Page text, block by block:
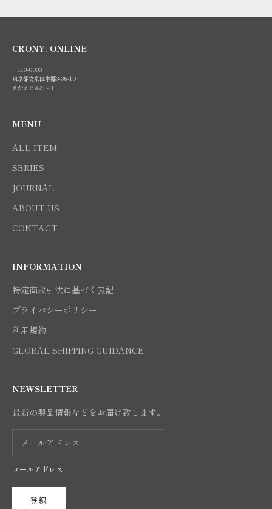
CRONY. ONLINE
〒113-0033
東京都文京区本郷3-38-10
さかえビル3F-B
MENU
ALL ITEM
SERIES
JOURNAL
ABOUT US
CONTACT
INFORMATION
特定商取引法に基づく表記
プライバシーポリシー
利用規約
GLOBAL SHIPPING GUIDANCE
NEWSLETTER
最新の製品情報などをお届け致します。
メールアドレス
登録